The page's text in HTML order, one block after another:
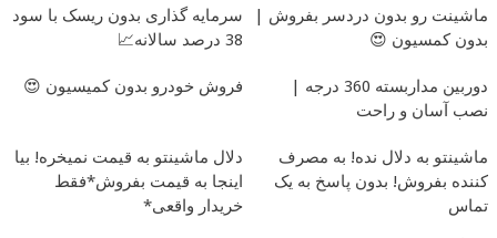
ماشینت رو بدون دردسر بفروش |
بدون کمسیون 😍
سرمایه گذاری بدون ریسک با سود
38 درصد سالانه📈
دوربین مداربسته 360 درجه |
نصب آسان و راحت
فروش خودرو بدون کمیسیون 😍
ماشینتو به دلال نده! به مصرف
کننده بفروش! بدون پاسخ به یک
تماس
دلال ماشینتو به قیمت نمیخره! بیا
اینجا به قیمت بفروش*فقط
خریدار واقعی*